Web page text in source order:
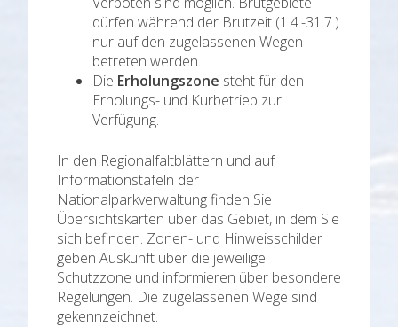
dürfen während der Brutzeit (1.4.-31.7.)
nur auf den zugelassenen Wegen
betreten werden.
Die Erholungszone steht für den
Erholungs- und Kurbetrieb zur
Verfügung.
In den Regionalfaltblättern und auf
Informationstafeln der
Nationalparkverwaltung finden Sie
Übersichtskarten über das Gebiet, in dem Sie
sich befinden. Zonen- und Hinweisschilder
geben Auskunft über die jeweilige
Schutzzone und informieren über besondere
Regelungen. Die zugelassenen Wege sind
gekennzeichnet.